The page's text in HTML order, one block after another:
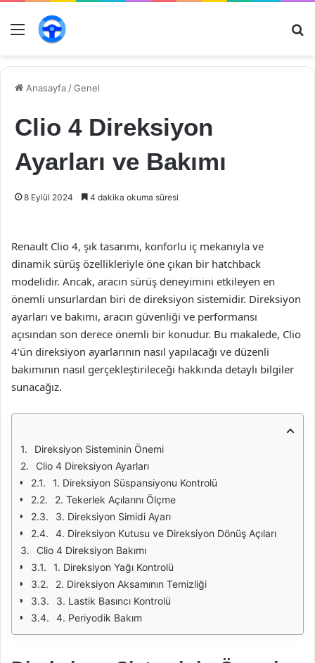
Menü
Anasayfa /Genel
Clio 4 Direksiyon
Ayarları ve Bakımı
8 Eylül 2024 4 dakika okuma süresi
Renault Clio 4, şık tasarımı, konforlu iç mekanıyla ve
dinamik sürüş özellikleriyle öne çıkan bir hatchback
modelidir. Ancak, aracın sürüş deneyimini etkileyen en
önemli unsurlardan biri de direksiyon sistemidir. Direksiyon
ayarları ve bakımı, aracın güvenliği ve performansı
açısından son derece önemli bir konudur. Bu makalede, Clio
4’ün direksiyon ayarlarının nasıl yapılacağı ve düzenli
bakımının nasıl gerçekleştirileceği hakkında detaylı bilgiler
sunacağız.
Direksiyon Sisteminin Önemi
Clio 4 Direksiyon Ayarları
1. Direksiyon Süspansiyonu Kontrolü
2. Tekerlek Açılarını Ölçme
3. Direksiyon Simidi Ayarı
4. Direksiyon Kutusu ve Direksiyon Dönüş Açıları
Clio 4 Direksiyon Bakımı
1. Direksiyon Yağı Kontrolü
2. Direksiyon Aksamının Temizliği
3. Lastik Basıncı Kontrolü
4. Periyodik Bakım